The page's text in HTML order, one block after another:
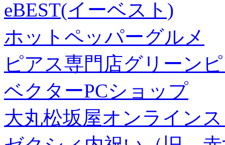
eBEST(イーベスト)
ホットペッパーグルメ
ピアス専門店グリーン
ベクターPCショップ
大丸松坂屋オンライン